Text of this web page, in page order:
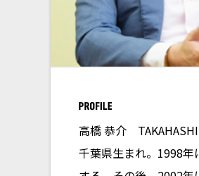
高橋 恭介
千葉県生まれ。1998